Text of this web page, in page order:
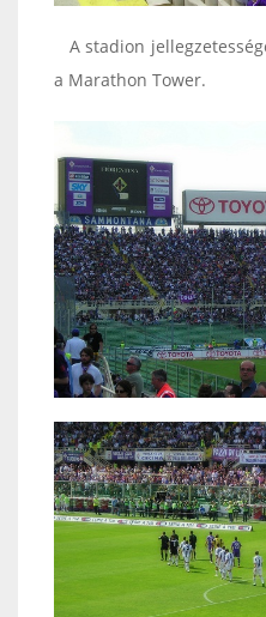
A stadion
a Marathon Tower.